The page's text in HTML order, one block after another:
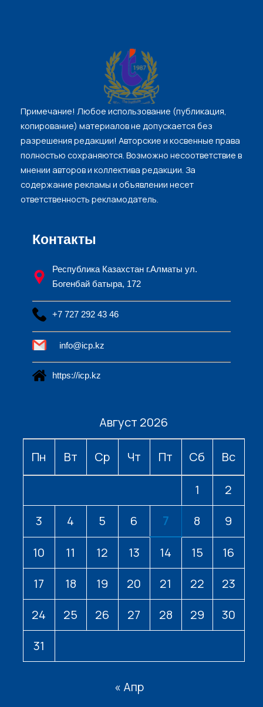
Примечание! Любое использование (публикация,
копирование) материалов не допускается без
разрешения редакции! Авторские и косвенные права
полностью соxраняются. Возможно несоответствие в
мнении авторов и коллектива редакции. За
содержание рекламы и объявлении несет
ответственность рекламодатель.
Контакты
Республика Казахстан г.Алматы ул.
Богенбай батыра, 172
+7 727 292 43 46
info@icp.kz
https://icp.kz
Август 2026
Пн Вт Ср Чт Пт Сб Вс
1
2
3
4 5 6 7 8
9
10
11 12 13 14 15
16
17
18 19 20 21 22
23
24
25 26 27 28 29
30
31
« Апр